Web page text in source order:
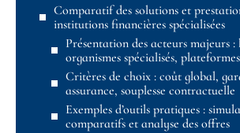
Comparatif des solutions et
institutions financières spécialisées
Présentation des acteurs majeurs :
organismes spécialisés,
Critères de choix : coût global,
assurance, souplesse contractuelle
Exemples d’outils pratiques :
comparatifs et analyse des offres